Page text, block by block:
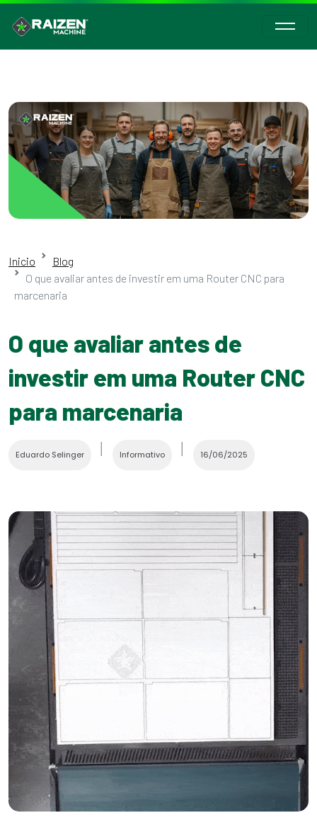
Inicio
Blog
O que avaliar antes de investir em uma Router CNC para
marcenaria
O que avaliar antes de
investir em uma Router CNC
para marcenaria
Eduardo Selinger Informativo 16/06/2025